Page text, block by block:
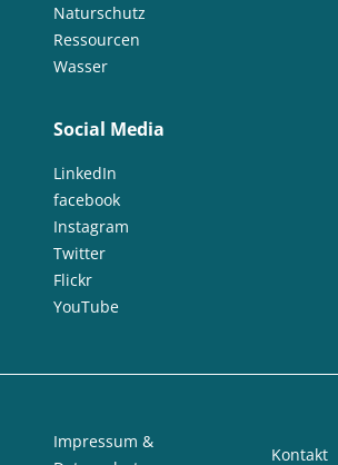
Naturschutz
Ressourcen
Wasser
Social Media
LinkedIn
facebook
Instagram
Twitter
Flickr
YouTube
Impressum &
Kontakt